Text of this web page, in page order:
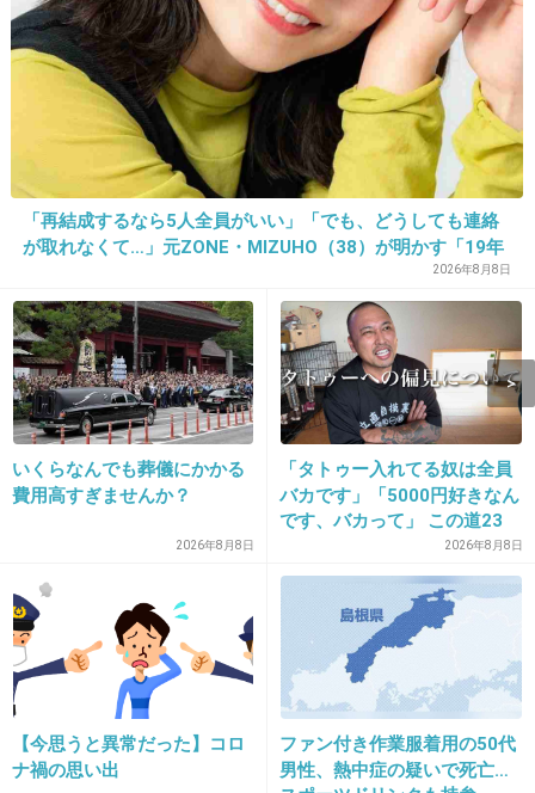
待ってあげれば良かった！
羊膜が無駄に強い体質らしく、毎回破膜しても
らってやっと破水でした(^_^;)
+96 -8
13. 匿名2016/01/24(日) 12:45:35
今28週ですが同じ様な時期に産まれた方もいる
んですね
まだまだなんて呑気に考えていられないなと気
を引き閉めないと…
+38 -15
週末産まれる予定だったのですが‥全く気配な
し！
外歩いたり、体動かしてって言われたけどこの
寒波の中長時間歩くの厳しい(*_*)
遅れるのは胎児が平均より小さいの(2300グラ
「再結成するなら5人全員がいい」「でも、どうしても連絡
が取れなくて…」元ZONE・MIZUHO（38）が明かす「19年
2026年8月8日
いくらなんでも葬儀にかかる
費用高すぎませんか？
2026年8月8日
「タトゥー入れてる奴は全員
バカです」「5000円好きなん
です、バカって」 この道23
年の彫り師YouTuberの動画
が話題
2026年8月8日
【今思うと異常だった】コロ
ナ禍の思い出
ファン付き作業服着用の50代
男性、熱中症の疑いで死亡…